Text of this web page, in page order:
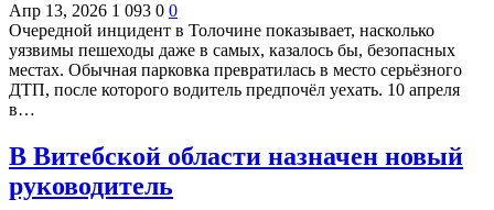
Апр 13, 2026 1 093 0 0
Очередной инцидент в Толочине показывает, насколько
уязвимы пешеходы даже в самых, казалось бы, безопасных
местах. Обычная парковка превратилась в место серьёзного
ДТП, после которого водитель предпочёл уехать. 10 апреля
в…
В Витебской области назначен новый
руководитель